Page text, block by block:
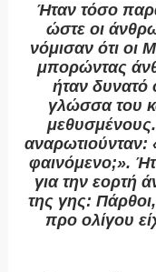
Ήταν τόσο
ώστε οι
νόμισαν ότι οι
μπορώντας
ήταν δυνατό
γλώσσα του
αναρωτιούνταν:
φαινόμενο;».
για την εορτή
της γης:
προ ολίγου